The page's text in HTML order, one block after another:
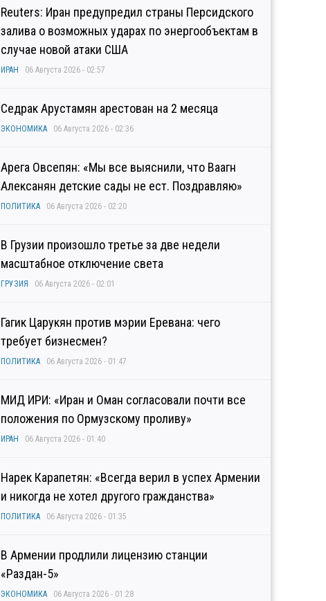
Reuters: Иран предупредил страны Персидского
залива о возможных ударах по энергообъектам в
случае новой атаки США
ИРАН 06 Августа 2026 - 02:57
Седрак Арустамян арестован на 2 месяца
ЭКОНОМИКА 06 Августа 2026 - 02:36
Арега Овсепян: «Мы все выяснили, что Ваагн
Алексанян детские сады не ест. Поздравляю»
ПОЛИТИКА 06 Августа 2026 - 02:20
В Грузии произошло третье за две недели
масштабное отключение света
ГРУЗИЯ 06 Августа 2026 - 02:01
Гагик Царукян против мэрии Еревана: чего
требует бизнесмен?
ПОЛИТИКА 06 Августа 2026 - 01:47
МИД ИРИ: «Иран и Оман согласовали почти все
положения по Ормузскому проливу»
ИРАН 06 Августа 2026 - 01:40
Нарек Карапетян: «Всегда верил в успех Армении
и никогда не хотел другого гражданства»
ПОЛИТИКА 06 Августа 2026 - 01:35
В Армении продлили лицензию станции
«Раздан-5»
ЭКОНОМИКА 06 Августа 2026 - 01:28